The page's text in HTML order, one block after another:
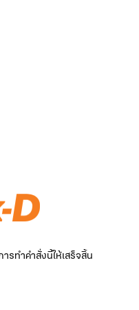
รทำคำสั่งนี้ให้เสร็จสิ้น